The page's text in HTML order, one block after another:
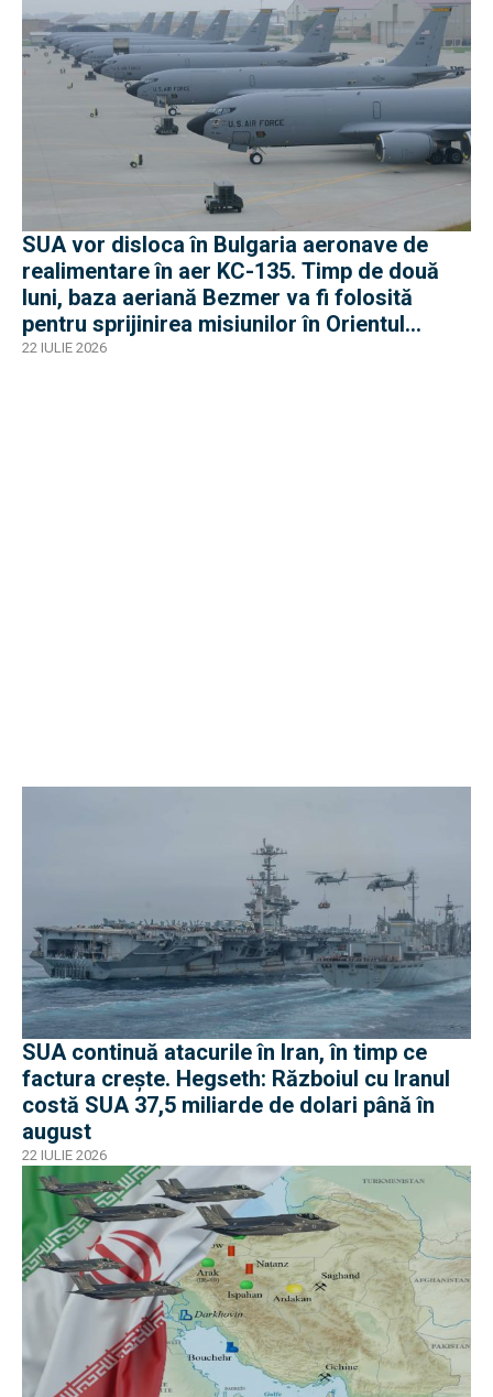
SUA vor disloca în Bulgaria aeronave de
realimentare în aer KC-135. Timp de două
luni, baza aeriană Bezmer va fi folosită
pentru sprijinirea misiunilor în Orientul
Mijlociu
22 IULIE 2026
SUA continuă atacurile în Iran, în timp ce
factura crește. Hegseth: Războiul cu Iranul
costă SUA 37,5 miliarde de dolari până în
august
22 IULIE 2026